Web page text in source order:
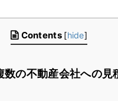
Contents [hide]
数の不動産会社への見